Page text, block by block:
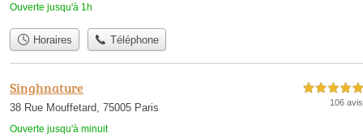
Ouverte jusqu'à 1h
Horaires Téléphone
Singhnature
38 Rue Mouffetard, 75005 Paris
Ouverte jusqu'à minuit
5,0 étoiles sur 5
106 avis